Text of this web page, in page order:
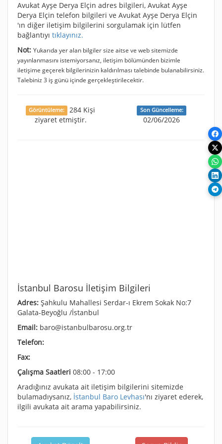
Avukat Ayşe Derya Elçin adres bilgileri, Avukat Ayşe
Derya Elçin telefon bilgileri ve Avukat Ayşe Derya Elçin
'ın diğer iletişim bilgilerini sorgulamak için lütfen
bağlantıyı tıklayınız.
Not: Yukarıda yer alan bilgiler size aitse ve web sitemizde
yayınlanmasını istemiyorsanız, iletişim bölümünden bizimle
iletişime geçerek bilgilerinizin kaldırılması talebinde bulanabilirsiniz.
Talebiniz 3 iş günü içinde gerçekleştirilecektir.
Görüntüleme:
284 Kişi
ziyaret etmiştir.
Son Güncelleme:
02/06/2026
İstanbul Barosu İletişim Bilgileri
Adres: Şahkulu Mahallesi Serdar-ı Ekrem Sokak No:7
Galata-Beyoğlu /İstanbul
Email: baro@istanbulbarosu.org.tr
Telefon:
Fax:
Çalışma Saatleri 08:00 - 17:00
Aradığınız avukata ait iletişim bilgilerini sitemizde
bulamadıysanız, İstanbul Baro Levhası'nı ziyaret ederek,
ilgili avukata ait arama yapabilirsiniz.